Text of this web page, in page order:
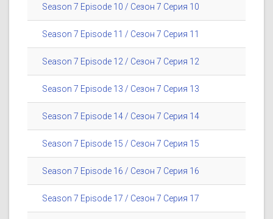
Season 7 Episode 10 / Сезон 7 Серия 10
Season 7 Episode 11 / Сезон 7 Серия 11
Season 7 Episode 12 / Сезон 7 Серия 12
Season 7 Episode 13 / Сезон 7 Серия 13
Season 7 Episode 14 / Сезон 7 Серия 14
Season 7 Episode 15 / Сезон 7 Серия 15
Season 7 Episode 16 / Сезон 7 Серия 16
Season 7 Episode 17 / Сезон 7 Серия 17